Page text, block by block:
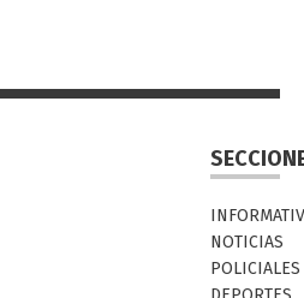
NOTICIAS
POLICIALES